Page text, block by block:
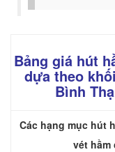
Bảng giá hút
dựa theo
Bình
Các hạng mục hút
vét hầm